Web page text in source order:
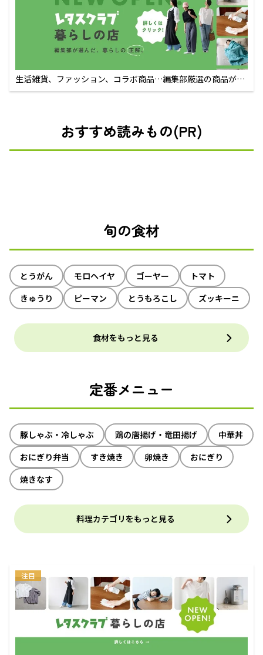
生活雑貨、ファッション、コラボ商品…編集部厳選の商品が買
えるECサイト
おすすめ読みもの(PR)
旬の食材
とうがん モロヘイヤ ゴーヤー
トマト
きゅうり
ピーマン とうもろこし ズッキーニ
食材をもっと見る
定番メニュー
豚しゃぶ・冷しゃぶ 鶏の唐揚げ・竜田揚げ
中華丼
おにぎり弁当
すき焼き 卵焼き
おにぎり
焼きなす
料理カテゴリをもっと見る
注目